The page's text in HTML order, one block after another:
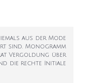
aus der Mode
sind. Monogramm
Vergoldung über
die rechte Initiale